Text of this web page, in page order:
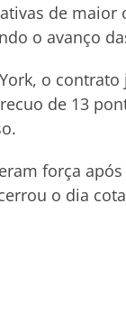
de maior
o avanço
o
de 13
força
o dia